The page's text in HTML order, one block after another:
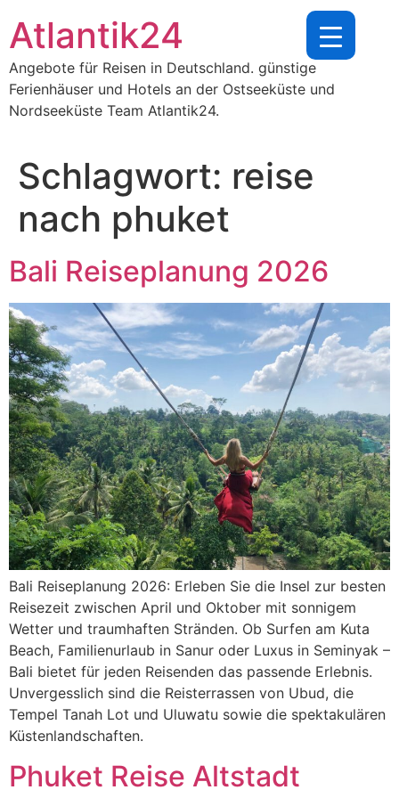
Inhalt
springen
Atlantik24
Angebote für Reisen in Deutschland. günstige
Ferienhäuser und Hotels an der Ostseeküste und
Nordseeküste Team Atlantik24.
Schlagwort: reise
nach phuket
Bali Reiseplanung 2026
Bali Reiseplanung 2026: Erleben Sie die Insel zur besten
Reisezeit zwischen April und Oktober mit sonnigem
Wetter und traumhaften Stränden. Ob Surfen am Kuta
Beach, Familienurlaub in Sanur oder Luxus in Seminyak –
Bali bietet für jeden Reisenden das passende Erlebnis.
Unvergesslich sind die Reisterrassen von Ubud, die
Tempel Tanah Lot und Uluwatu sowie die spektakulären
Küstenlandschaften.
Phuket Reise Altstadt